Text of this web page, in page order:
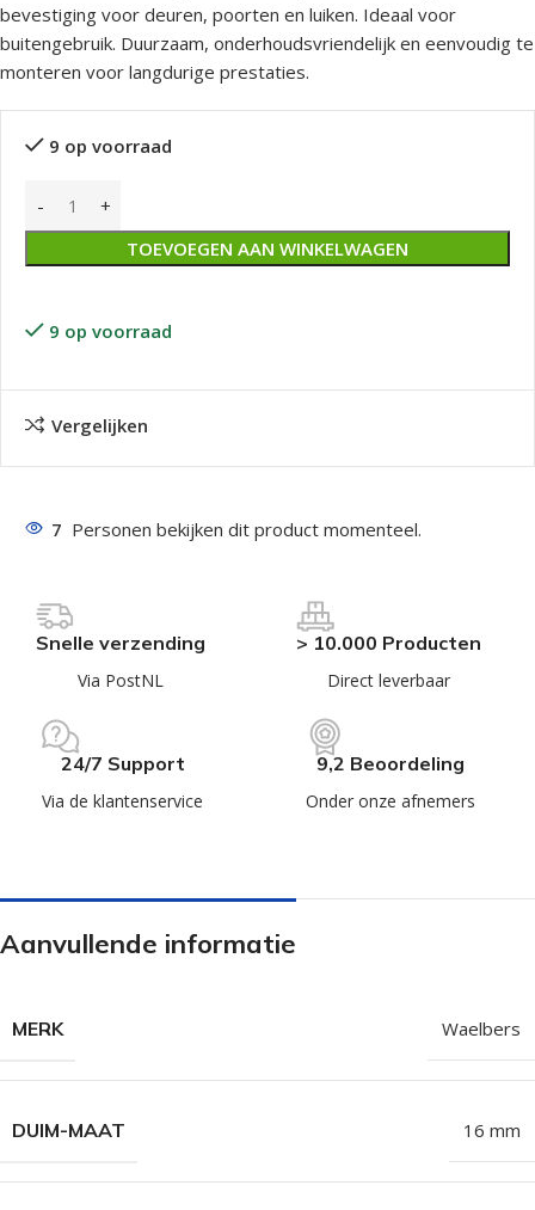
bevestiging voor deuren, poorten en luiken. Ideaal voor
buitengebruik. Duurzaam, onderhoudsvriendelijk en eenvoudig te
monteren voor langdurige prestaties.
9 op voorraad
TOEVOEGEN AAN WINKELWAGEN
9 op voorraad
Vergelijken
7 Personen bekijken dit product momenteel.
Snelle verzending
Via PostNL
> 10.000 Producten
Direct leverbaar
24/7 Support
Via de klantenservice
9,2 Beoordeling
Onder onze afnemers
Aanvullende informatie
MERK Waelbers
DUIM-MAAT 16 mm